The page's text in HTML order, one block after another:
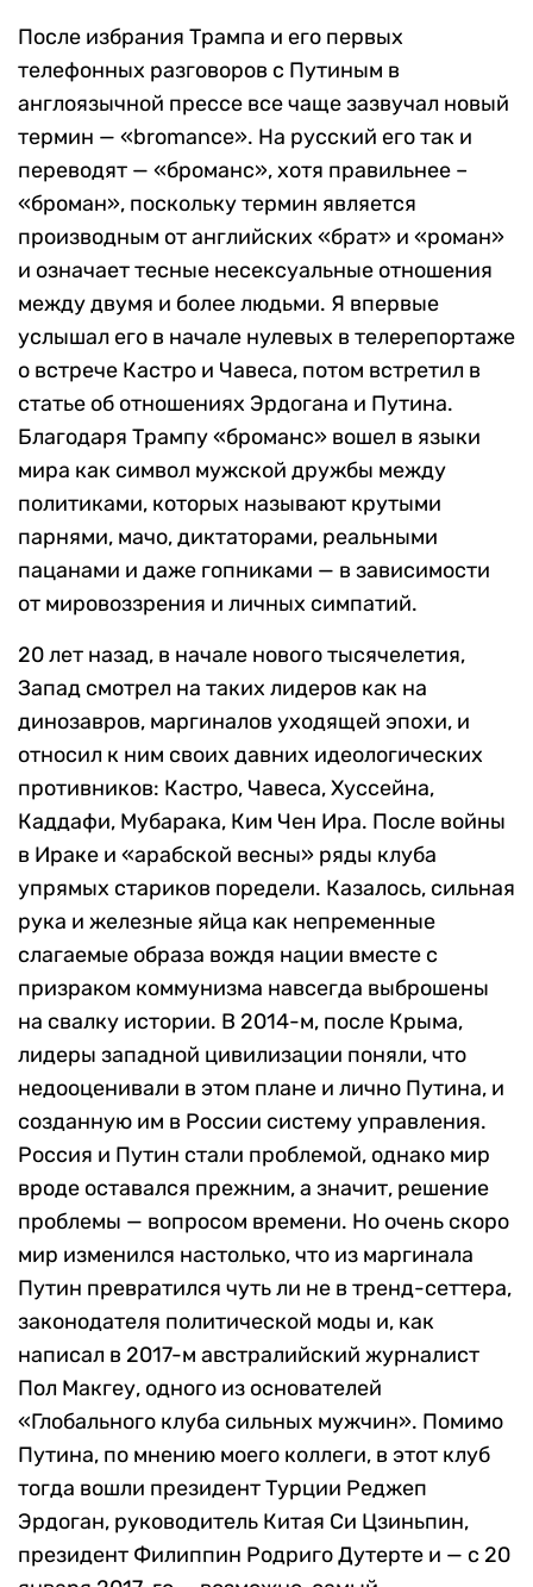
После избрания Трампа и его первых
телефонных разговоров с Путиным в
англоязычной прессе все чаще зазвучал новый
термин — «bromance». На русский его так и
переводят — «броманс», хотя правильнее –
«броман», поскольку термин является
производным от английских «брат» и «роман»
и означает тесные несексуальные отношения
между двумя и более людьми. Я впервые
услышал его в начале нулевых в телерепортаже
о встрече Кастро и Чавеса, потом встретил в
статье об отношениях Эрдогана и Путина.
Благодаря Трампу «броманс» вошел в языки
мира как символ мужской дружбы между
политиками, которых называют крутыми
парнями, мачо, диктаторами, реальными
пацанами и даже гопниками — в зависимости
от мировоззрения и личных симпатий.
20 лет назад, в начале нового тысячелетия,
Запад смотрел на таких лидеров как на
динозавров, маргиналов уходящей эпохи, и
относил к ним своих давних идеологических
противников: Кастро, Чавеса, Хуссейна,
Каддафи, Мубарака, Ким Чен Ира. После войны
в Ираке и «арабской весны» ряды клуба
упрямых стариков поредели. Казалось, сильная
рука и железные яйца как непременные
слагаемые образа вождя нации вместе с
призраком коммунизма навсегда выброшены
на свалку истории. В 2014-м, после Крыма,
лидеры западной цивилизации поняли, что
недооценивали в этом плане и лично Путина, и
созданную им в России систему управления.
Россия и Путин стали проблемой, однако мир
вроде оставался прежним, а значит, решение
проблемы — вопросом времени. Но очень скоро
мир изменился настолько, что из маргинала
Путин превратился чуть ли не в тренд-сеттера,
законодателя политической моды и, как
написал в 2017-м австралийский журналист
Пол Макгеу, одного из основателей
«Глобального клуба сильных мужчин». Помимо
Путина, по мнению моего коллеги, в этот клуб
тогда вошли президент Турции Реджеп
Эрдоган, руководитель Китая Си Цзиньпин,
президент Филиппин Родриго Дутерте и — с 20